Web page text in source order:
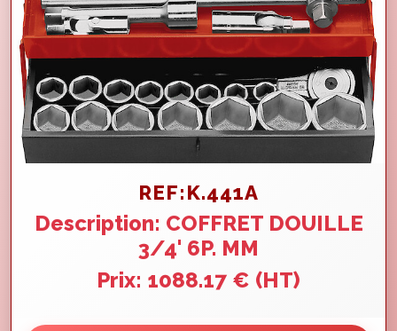
REF:K.441A
Description: COFFRET DOUILLE
3/4' 6P. MM
Prix: 1088.17 € (HT)